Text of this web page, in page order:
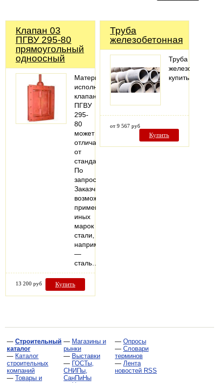
Клапан 03
ПГВУ 295-80
прямоугольный
одноосный
Материальное
исполнение
клапана
ПГВУ
295-
80
может
отличаться
от
стандартного.
По
запросу
Заказчика,
возможно
применение
иных
марок
стали,
например
—
сталь…
13 200 руб Купить
Труба
железобетонная
Труба
купить
от 9 567 руб
Купить
— Строительный
каталог
— Каталог
строительных
компаний
— Товары и
— Магазины и
рынки
— Выставки
— ГОСТы,
СНИПы,
СанПиНы
— Опросы
— Словари
терминов
— Лента
новостей RSS